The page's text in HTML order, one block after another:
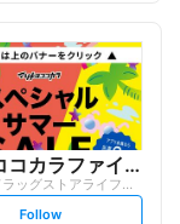
l
o
w
ココカラファイン
ドラッグストアライフォート 中山店
s
Follow